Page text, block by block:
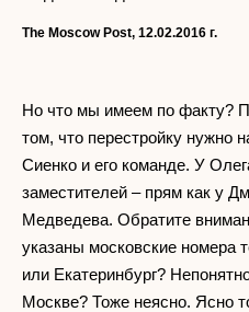
The Moscow Post, 12.02.2016 г.
Но что мы имеем по факту?
том, что перестройку нужно
Сиенко и его команде. У
заместителей – прям как у
Медведева. Обратите
указаны московские номера
или Екатеринбург?
Москве? Тоже неясно. Ясно